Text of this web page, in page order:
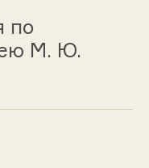
по
М. Ю.